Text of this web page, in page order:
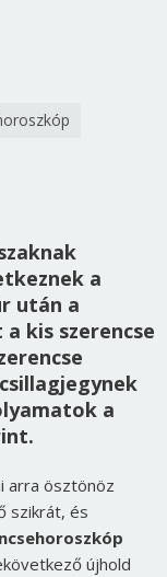
a
után a
kis szerencse
a
arra ösztönöz
szikrát, és
újhold